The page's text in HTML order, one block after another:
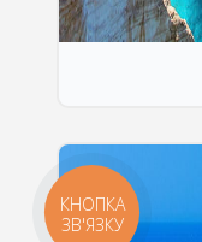
КНОПКА
ЗВ'ЯЗКУ